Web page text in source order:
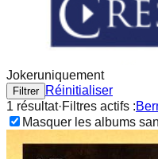
Jokeruniquement
Filtrer
Réinitialiser
1 résultat·Filtres actifs :
Masquer les albums